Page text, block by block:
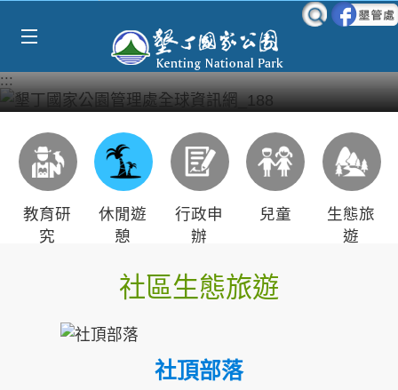
:::
教育研
究
休閒遊
憩
行政申
辦
兒童
生態旅
遊
社區生態旅遊
社頂部落